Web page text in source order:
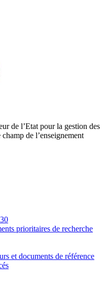
de l’Etat pour la gestion des
de l’enseignement
prioritaires de recherche
et documents de référence